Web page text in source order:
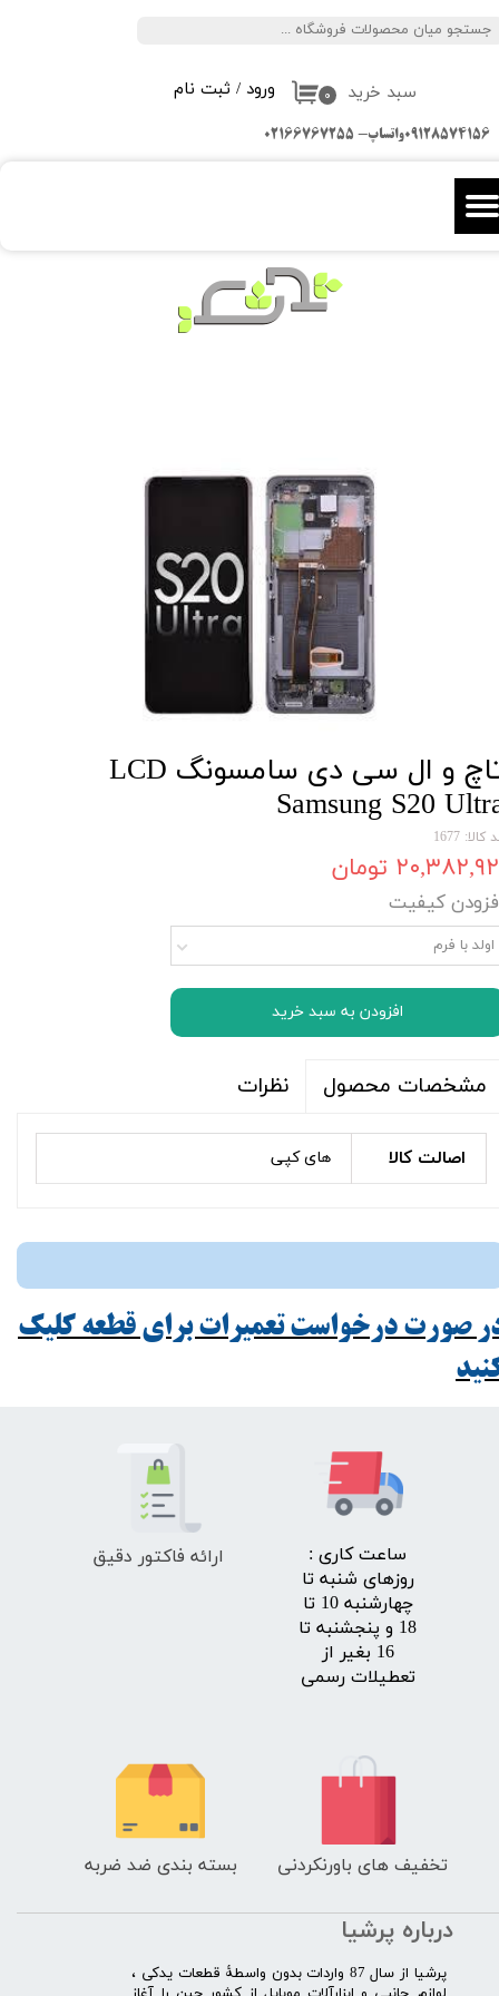
ورود / ثبت نام
تغییر گذر واژه
سفارشات
خروج از حساب کاربری
۰ سبد خرید
تاچ و ال سی دی سامسونگ LCD
Samsung S20
کالا: 1677
تومان
کیفیت
اولد با فرم
افزودن به سبد خرید
مشخصات محصول نظرات
اصالت کالا های کپی
صورت درخواست تعمیرات برای قطعه کلیک
​ساعت کاری :
روزهای شنبه تا
چهارشنبه 10 تا
18 و پنجشنبه تا
16 بغیر از
تعطیلات رسمی
تخفیف های باورنکردنی بسته بندی ضد ضربه
ارائه فاکتور دقیق
درباره پرشیا
​پرشیا از سال 87 واردات بدون واسطۀ قطعات یدکی ،